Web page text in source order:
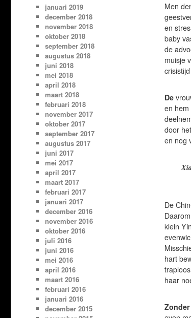
Men
en
baby
de
muisje
De
en
door
en nog
De
klein
hart
haar
Zonder
januari 2019
december 2018
november 2018
oktober 2018
september 2018
augustus 2018
juni 2018
mei 2018
april 2018
maart 2018
februari 2018
november 2017
oktober 2017
september 2017
augustus 2017
juni 2017
mei 2017
april 2017
maart 2017
februari 2017
januari 2017
december 2016
november 2016
oktober 2016
juli 2016
juni 2016
mei 2016
april 2016
maart 2016
februari 2016
januari 2016
december 2015